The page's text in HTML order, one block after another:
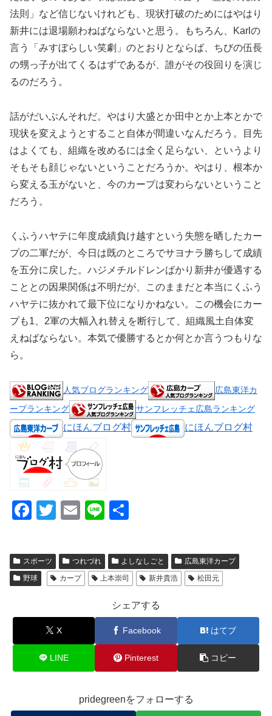
法則」など信じないけれども、現状打破のためにはやはり
新井には退場願わねばならないと思う。もちろん、Karlの
言う「みすぼらしい笑劇」のとおりとならば、ちびの伍長
の甥っ子が出てくるはずであるが、誰がその役回りを演じ
るのだろう。
話がだいぶんそれだ。やはり大盛とか田中とか上本とかで
現状を変えようとすること自体が間違いなんだろう。目先
はよくても、組織を改めるには全く足らない、というより
そもそも顔じゃないということだろうか。やはり、根本か
ら変える玉がないと、今のカープは変わらないということ
だろう。
くふうハヤテに年度成績負け越すという失態を晒したカー
プの二軍だが、今日は既のところでサヨナラ勝ちして成績
を五分に戻した。ハジメチルドレンばかり新井が優遇する
こととの因果関係は不明だが、このままだと本当にくふう
ハヤテに抜かれて最下位になりかねない。この機会にカー
プも1、2軍の大幅入れ替えを断行して、組織風土自体変
えねばならない。本気で優勝するとか何とか言うつもりな
ら。
人気ブログランキング
広島東洋カ
ープランキング
サンフレッチェ広島ランキング
にほんブログ村 にほんブログ村
F
c
e
b
k
T
tt
er
E
ail
Li
e
スポーツ つれづれ よしなしごと
広島東洋カープ
野球
カープ 上本崇司 新井貴浩 松田元
シェアする
X Facebook はてブ
LINE Pinterest コピー
pridegreenをフォローする